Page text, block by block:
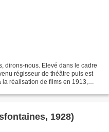
dirons-nous. Elevé dans le cadre
régisseur de théâtre puis est
réalisation de films en 1913,
1928)